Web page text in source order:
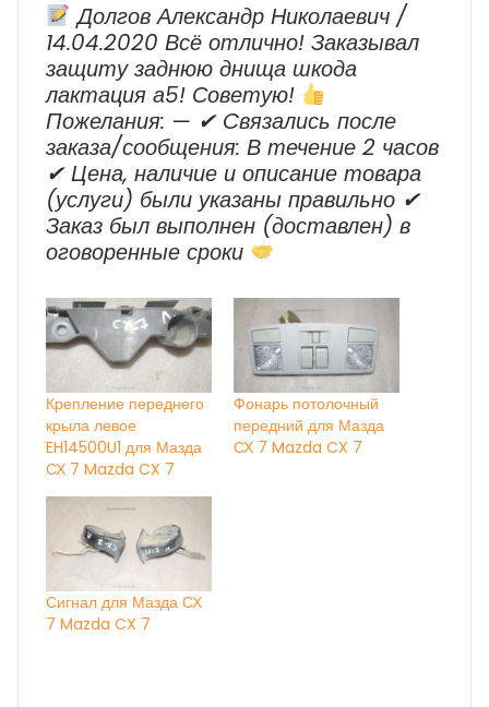
Долгов Александр Николаевич /
14.04.2020 Всё отлично! Заказывал
защиту заднюю днища шкода
лактация а5! Советую!
Пожелания: — ✔ Cвязались после
заказа/сообщения: В течение 2 часов
✔ Цена, наличие и описание товара
(услуги) были указаны правильно ✔
Заказ был выполнен (доставлен) в
оговоренные сроки
Крепление переднего
крыла левое
EH14500U1 для Мазда
СХ 7 Mazda CX 7
Фонарь потолочный
передний для Мазда
СХ 7 Mazda CX 7
Сигнал для Мазда СХ
7 Mazda CX 7